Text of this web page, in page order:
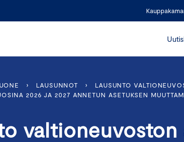
› LAUSUNNOT ›
LAUSUNTO
2026 JA 2027 ANNETUN ASETUKSEN
valtioneuvoston